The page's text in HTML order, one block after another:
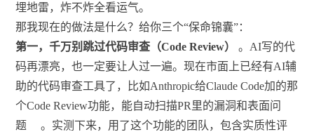
埋地雷，炸不炸全看运气。
那我现在的做法是什么？给你三个“保命锦囊”：
第一，千万别跳过代码审查（Code Review）
。AI写的代
码再漂亮，也一定要让人过一遍。现在市面上已经有AI辅
助的代码审查工具了，比如Anthropic给Claude Code加的那
个Code Review功能，能自动扫描PR里的漏洞和表面问
题
。实测下来，用了这个功能的团队，包含实质性评